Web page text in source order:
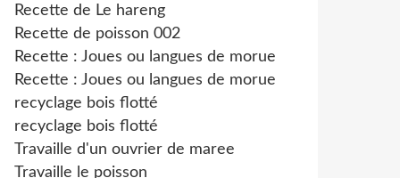
Recette de Le hareng
Recette de poisson 002
Recette : Joues ou langues de morue
Recette : Joues ou langues de morue
recyclage bois flotté
recyclage bois flotté
Travaille d'un ouvrier de maree
Travaille le poisson